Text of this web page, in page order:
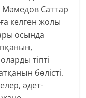
Мәмедов Саттар
келген жолы
осында
тіпті
бөлісті.
әдет-